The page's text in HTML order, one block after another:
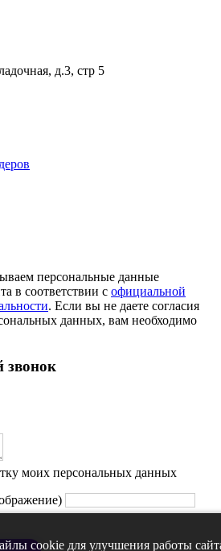
(чабрец)
д.3, стр 5
персональные данные
в соответствии с официальной
. Если вы не даете согласия
данных, вам необходимо
cookie для улучшения работы
звонок
моих персональных данных